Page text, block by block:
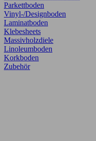
Parkettboden
Vinyl-/Designboden
Laminatboden
Klebesheets
Massivholzdiele
Linoleumboden
Korkboden
Zubehör